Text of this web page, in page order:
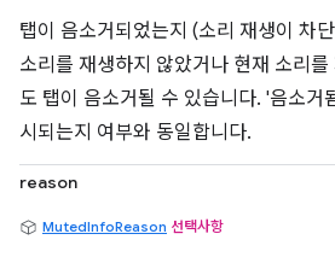
탭이 음소거되었는지 (소리 재생이 차
소리를 재생하지 않았거나 현재 소리
도 탭이 음소거될 수 있습니다. '음소거
시되는지 여부와 동일합니다.
reason
MutedInfoReason 선택사항